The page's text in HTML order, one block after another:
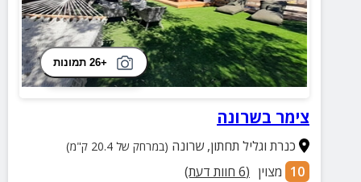
+26 תמונות
צימר בשרונה
כנרת וגליל תחתון,שרונה (במרחק של 20.4 ק"מ)
10 מצוין (
6 חוות דעת)